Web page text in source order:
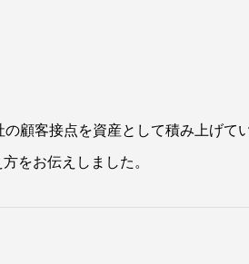
顧客接点を資産として積み上げて
をお伝えしました。